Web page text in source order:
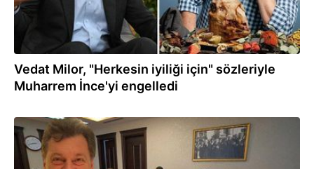
Vedat Milor, "Herkesin iyiliği için" sözleriyle
Muharrem İnce'yi engelledi
16.11.2022